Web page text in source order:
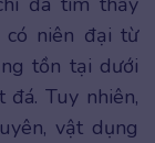
có niên đại từ
tồn tại dưới
Tuy nhiên,
vật dụng